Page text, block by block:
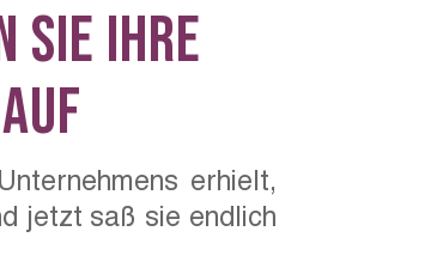
Sie Ihre
erhielt,
jetzt saß sie endlich